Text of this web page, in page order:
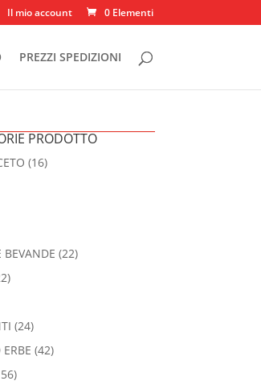
Il mio account 0 Elementi
PREZZI SPEDIZIONI
PRODOTTO
(16)
BEVANDE (22)
(24)
ERBE (42)